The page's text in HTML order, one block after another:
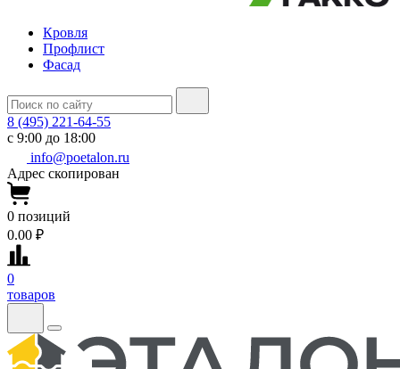
Кровля
Профлист
Фасад
8 (495) 221-64-55
с 9:00 до 18:00
info@poetalon.ru
Адрес скопирован
0 позиций
0.00 ₽
0
товаров